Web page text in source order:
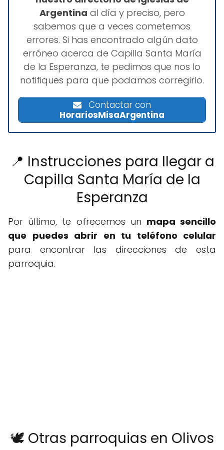
Argentina al día y preciso, pero
sabemos que a veces cometemos
errores. Si has encontrado algún dato
erróneo acerca de Capilla Santa María
de la Esperanza, te pedimos que nos lo
notifiques para que podamos corregirlo.
Contactar con
HorariosMisaArgentina
📍 Instrucciones para llegar a
Capilla Santa María de la
Esperanza
Por último, te ofrecemos un mapa sencillo
que puedes abrir en tu teléfono celular
para encontrar las direcciones de esta
parroquia.
🕊️ Otras parroquias en Olivos